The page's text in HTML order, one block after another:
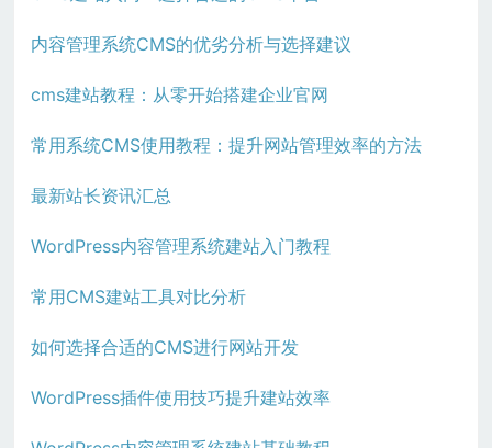
内容管理系统CMS的优劣分析与选择建议
cms建站教程：从零开始搭建企业官网
常用系统CMS使用教程：提升网站管理效率的方法
最新站长资讯汇总
WordPress内容管理系统建站入门教程
常用CMS建站工具对比分析
如何选择合适的CMS进行网站开发
WordPress插件使用技巧提升建站效率